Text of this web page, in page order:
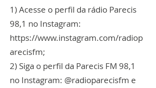
1) Acesse o perfil da rádio Parecis
98,1 no Instagram:
https://www.instagram.com/radiop
arecisfm;
2) Siga o perfil da Parecis FM 98,1
no Instagram: @radioparecisfm e